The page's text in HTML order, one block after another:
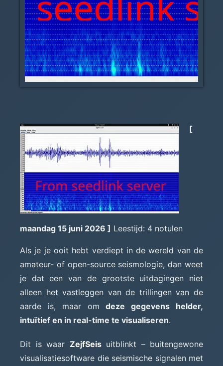
[
maandag 15 juni 2026 ] Leestijd: 4 notulen
Als je je ooit hebt verdiept in de wereld van de
amateur- of open-source seismologie, dan weet
je dat een van de grootste uitdagingen niet
alleen het vastleggen van de trillingen van de
aarde is, maar omdeze gegevens helder,
intuïtief en in real-time te visualiseren.
Dit is waar ZejfSeisuitblinkt – buitengewone
visualisatiesoftware die seismische signalen met